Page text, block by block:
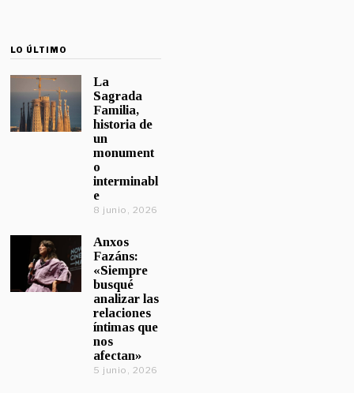
LO ÚLTIMO
La
Sagrada
Familia,
historia de
un
monument
o
interminabl
e
8 junio, 2026
Anxos
Fazáns:
«Siempre
busqué
analizar las
relaciones
íntimas que
nos
afectan»
5 junio, 2026